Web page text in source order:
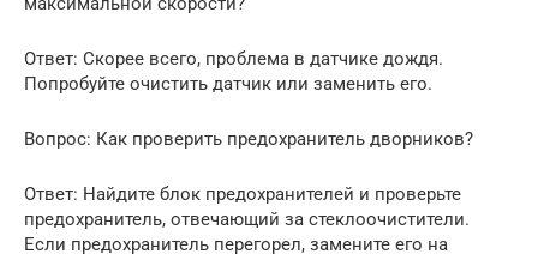
Ответ: Скорее всего, проблема в датчике дождя.
Попробуйте очистить датчик или заменить его.
Вопрос: Как проверить предохранитель дворников?
Ответ: Найдите блок предохранителей и проверьте
предохранитель, отвечающий за стеклоочистители.
Если предохранитель перегорел, замените его на